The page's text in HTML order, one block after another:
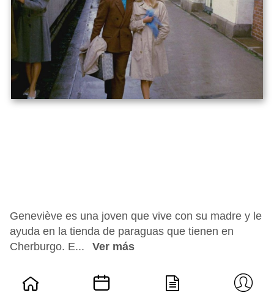
Geneviève es una joven que vive con su madre y le
ayuda en la tienda de paraguas que tienen en
Cherburgo. E...
Ver más